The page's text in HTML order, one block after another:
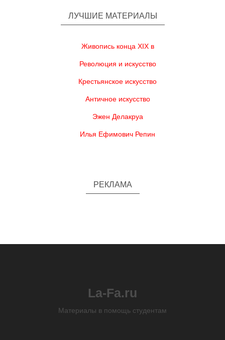
ЛУЧШИЕ МАТЕРИАЛЫ
Живопись конца XIX в
Революция и искусство
Крестьянское искусство
Античное искусство
Эжен Делакруа
Илья Ефимович Репин
РЕКЛАМА
La-Fa.ru
Материалы в помощь студентам